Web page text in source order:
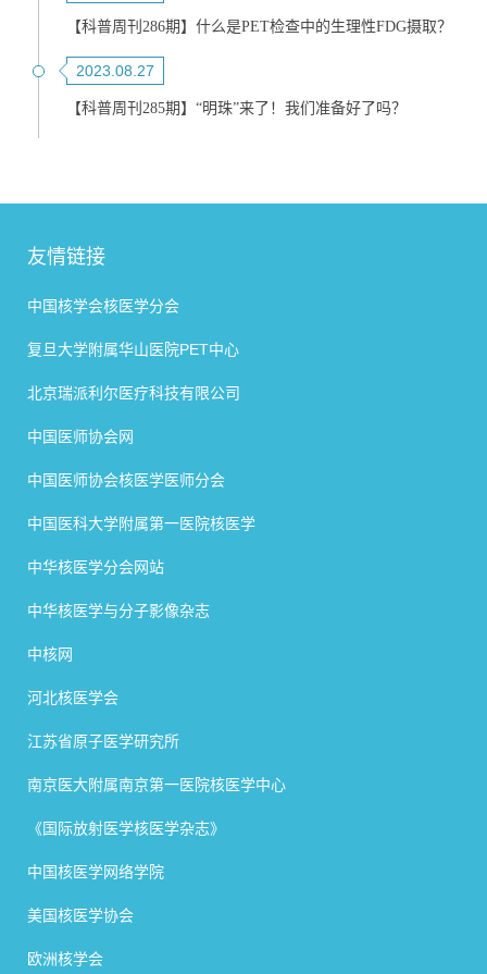
【科普周刊286期】什么是PET检查中的生理性FDG摄取？
2023.08.27
【科普周刊285期】“明珠”来了！我们准备好了吗？
友情链接
中国核学会核医学分会
复旦大学附属华山医院PET中心
北京瑞派利尔医疗科技有限公司
中国医师协会网
中国医师协会核医学医师分会
中国医科大学附属第一医院核医学
中华核医学分会网站
中华核医学与分子影像杂志
中核网
河北核医学会
江苏省原子医学研究所
南京医大附属南京第一医院核医学中心
《国际放射医学核医学杂志》
中国核医学网络学院
美国核医学协会
欧洲核学会